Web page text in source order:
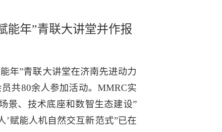
能年”青联大讲堂并作报
年”青联大讲堂在济南先进动力
共80余人参加活动。MMRC实
景、技术底座和数智生态建设”
’赋能人机自然交互新范式”已在